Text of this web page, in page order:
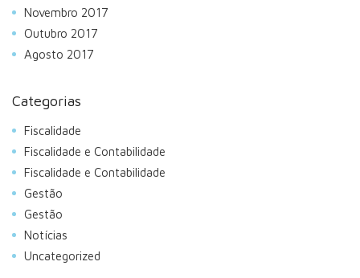
Novembro 2017
Outubro 2017
Agosto 2017
Categorias
Fiscalidade
Fiscalidade e Contabilidade
Fiscalidade e Contabilidade
Gestão
Gestão
Notícias
Uncategorized